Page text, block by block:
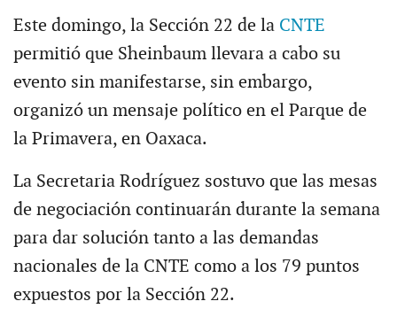
Este domingo, la Sección 22 de la CNTE
permitió que Sheinbaum llevara a cabo su
evento sin manifestarse, sin embargo,
organizó un mensaje político en el Parque de
la Primavera, en Oaxaca.
La Secretaria Rodríguez sostuvo que las mesas
de negociación continuarán durante la semana
para dar solución tanto a las demandas
nacionales de la CNTE como a los 79 puntos
expuestos por la Sección 22.